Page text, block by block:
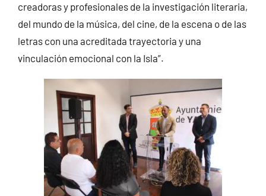
creadoras y profesionales de la investigación literaria,
del mundo de la música, del cine, de la escena o de las
letras con una acreditada trayectoria y una
vinculación emocional con la Isla”.